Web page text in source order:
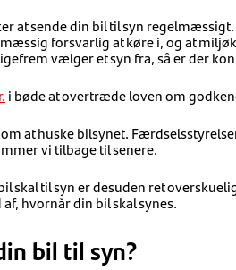
at sende din bil til syn
forsvarlig at køre i, og at
vælger et syn fra, så er der
i bøde at overtræde loven om
at huske bilsynet.
vi tilbage til senere.
skal til syn er desuden ret
hvornår din bil skal synes.
bil til syn?